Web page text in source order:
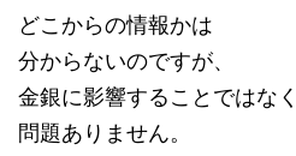
どこからの情報かは
分からないのですが、
金銀に影響することではなく
問題ありません。